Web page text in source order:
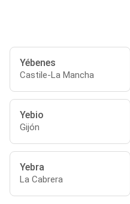
Yébenes
Castile-La Mancha
Yebio
Gijón
Yebra
La Cabrera